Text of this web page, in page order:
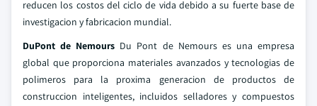
reducen los costos del ciclo de vida debido a su fuerte base de
investigacion y fabricacion mundial.
DuPont de Nemours Du Pont de Nemours es una empresa
global que proporciona materiales avanzados y tecnologias de
polimeros para la proxima generacion de productos de
construccion inteligentes, incluidos selladores y compuestos